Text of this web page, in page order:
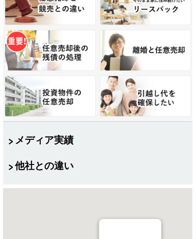
メディア実績
他社との違い